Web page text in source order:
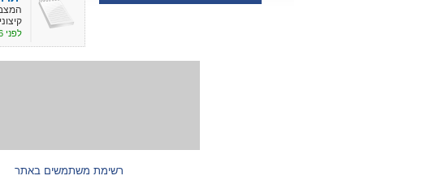
לפני 6 שנים 10 חודשים , מתוך
רשימת משתמשים באתר